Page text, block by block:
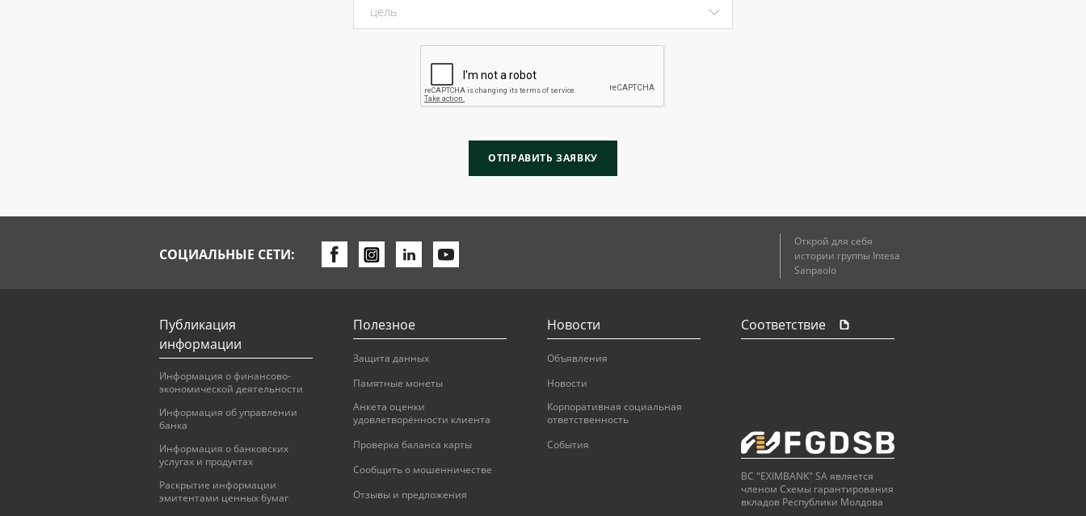
ОТПРАВИТЬ ЗАЯВКУ
СОЦИАЛЬНЫЕ СЕТИ:
Открой для себя
истории группы Intesa
Sanpaolo
Публикация
информации
Информация о финансово-
экономической деятельности
Информация об управлении
банка
Информация о банковских
услугах и продуктах
Раскрытие информации
эмитентами ценных бумаг
Полезное
Защита данных
Памятные монеты
Анкета оценки
удовлетворённости клиента
Проверка баланса карты
Сообщить о мошенничестве
Отзывы и предложения
Новости
Объявления
Новости
Корпоративная социальная
ответственность
События
Соответствие
BC "EXIMBANK" SA является
членом Схемы гарантирования
вкладов Республики Молдова